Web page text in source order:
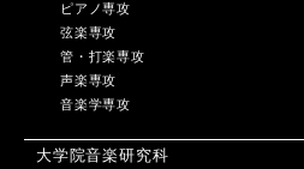
ピアノ専攻
弦楽専攻
管・打楽専攻
声楽専攻
音楽学専攻
大学院音楽研究科